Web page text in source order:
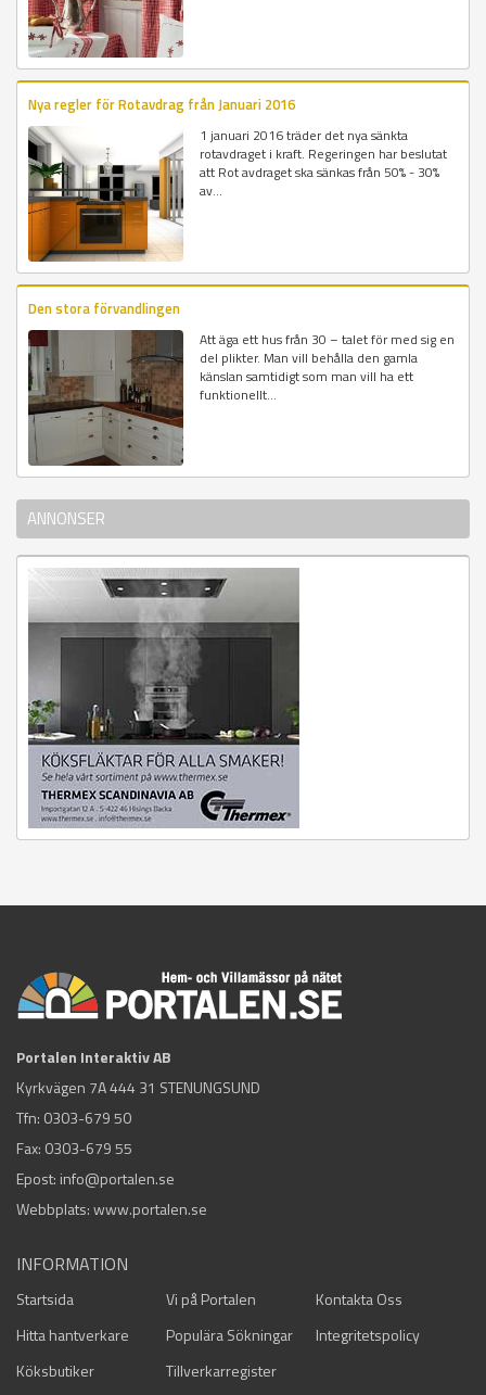
Nya regler för Rotavdrag från Januari 2016
1 januari 2016 träder det nya sänkta
rotavdraget i kraft. Regeringen har beslutat
att Rot avdraget ska sänkas från 50% - 30%
av...
Den stora förvandlingen
Att äga ett hus från 30 – talet för med sig en
del plikter. Man vill behålla den gamla
känslan samtidigt som man vill ha ett
funktionellt...
ANNONSER
Portalen Interaktiv AB
Kyrkvägen 7A 444 31 STENUNGSUND
Tfn: 0303-679 50
Fax: 0303-679 55
Epost: info@portalen.se
Webbplats: www.portalen.se
INFORMATION
Startsida Vi på Portalen
Kontakta Oss
Hitta hantverkare
Populära Sökningar
Integritetspolicy
Köksbutiker
Tillverkarregister